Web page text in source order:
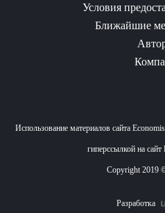
Условия
Ближайшие
Использование материалов сайта
гиперссылкой на
Copyright 2019
Разработка